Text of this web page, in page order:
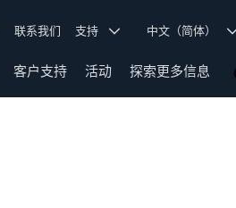
联系我们 支持 中文（简体）
客户支持 活动 探索更多信息